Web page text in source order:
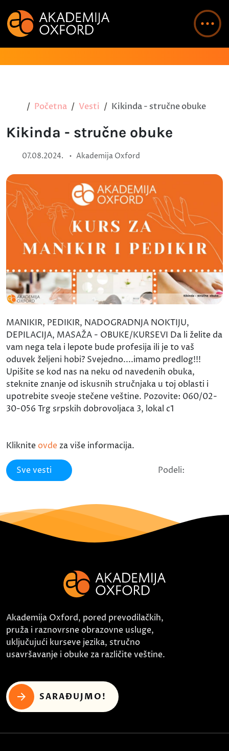
Početna Vesti Kikinda - stručne obuke
Kikinda - stručne obuke
07.08.2024. • Akademija Oxford
MANIKIR, PEDIKIR, NADOGRADNJA NOKTIJU,
DEPILACIJA, MASAŽA - OBUKE/KURSEVI Da li želite da
vam nega tela i lepote bude profesija ili je to vaš
oduvek željeni hobi? Svejedno....imamo predlog!!!
Upišite se kod nas na neku od navedenih obuka,
steknite znanje od iskusnih stručnjaka u toj oblasti i
upotrebite sveoje stečene veštine. Pozovite: 060/02-
30-056 Trg srpskih dobrovoljaca 3, lokal c1
Kliknite ovde za više informacija.
Sve vesti Podeli:
Akademija Oxford, pored prevodilačkih,
pruža i raznovrsne obrazovne usluge,
uključujući kurseve jezika, stručno
usavršavanje i obuke za različite veštine.
SARAĐUJMO!